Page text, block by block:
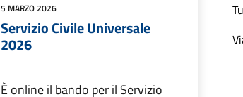
5 MARZO 2026
Servizio Civile Universale
2026
È online il bando per il Servizio